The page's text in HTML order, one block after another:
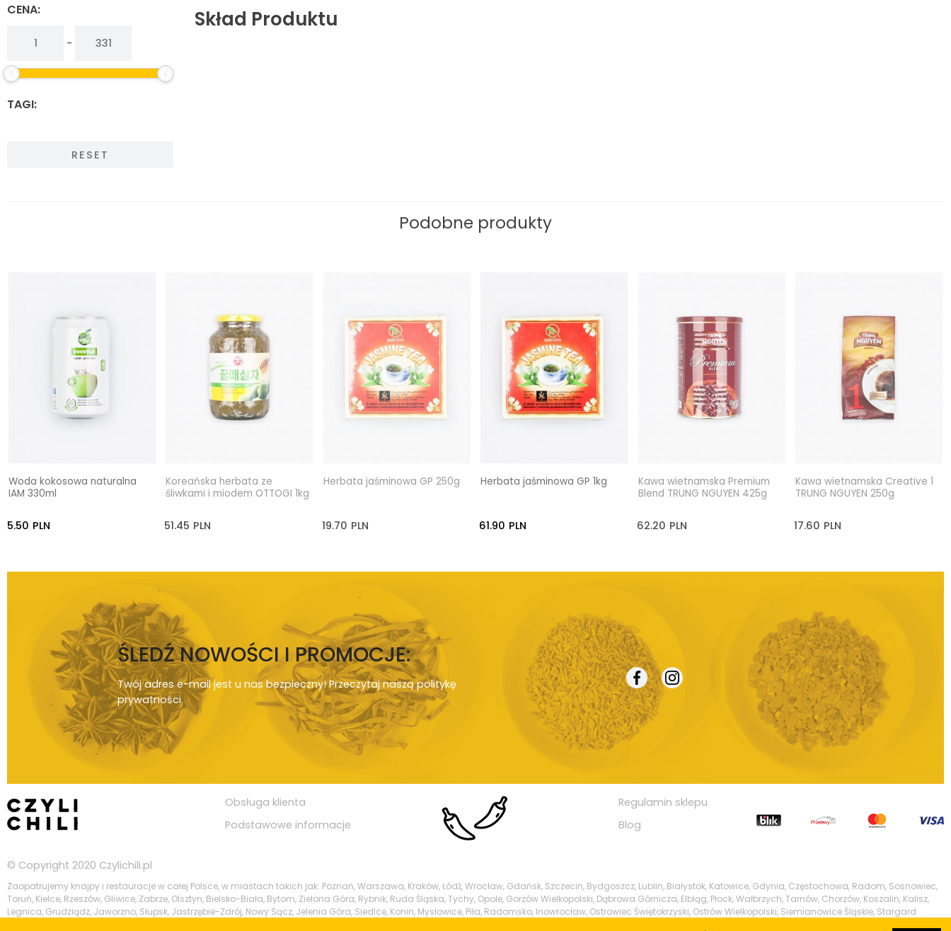
Warzywa, Grzyby I Owoce
CENA:
-
TAGI:
RESET
Skład Produktu
Podobne produkty
Woda kokosowa naturalna
IAM 330ml
5.50 PLN
Koreańska herbata ze
śliwkami i miodem OTTOGI 1kg
51.45 PLN
Herbata jaśminowa GP 250g
19.70 PLN
Herbata jaśminowa GP 1kg
61.90 PLN
Kawa wietnamska Premium
Blend TRUNG NGUYEN 425g
62.20 PLN
Kawa wietnamska Creative 1
TRUNG NGUYEN 250g
17.60 PLN
ŚLEDŹ NOWOŚCI I PROMOCJE:
Twój adres e-mail jest u nas bezpieczny! Przeczytaj nasząpolitykę
prywatności.
Obsługa klienta
Podstawowe informacje
Regulamin sklepu
Blog
© Copyright 2020 Czylichili.pl
Zaopatrujemy knajpy i restauracje w całej Polsce, w miastach takich jak: Poznań, Warszawa, Kraków, Łódź, Wrocław, Gdańsk, Szczecin, Bydgoszcz, Lublin, Białystok, Katowice, Gdynia, Częstochowa, Radom, Sosnowiec,
Toruń, Kielce, Rzeszów, Gliwice, Zabrze, Olsztyn, Bielsko-Biała, Bytom, Zielona Góra, Rybnik, Ruda Śląska, Tychy, Opole, Gorzów Wielkopolski, Dąbrowa Górnicza, Elbląg, Płock, Wałbrzych, Tarnów, Chorzów, Koszalin, Kalisz,
Legnica, Grudziądz, Jaworzno, Słupsk, Jastrzębie-Zdrój, Nowy Sącz, Jelenia Góra, Siedlce, Konin, Mysłowice, Piła, Radomsko, Inowrocław, Ostrowiec Świętokrzyski, Ostrów Wielkopolski, Siemianowice Śląskie, Stargard